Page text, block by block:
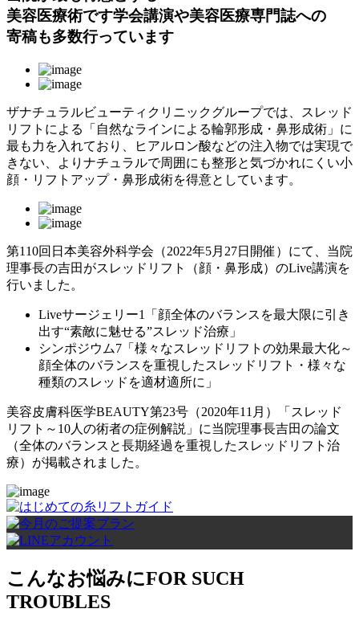
美容医療術です学会講演や美容医療専門誌への
寄稿も多数行っています
ザナチュラルビューティクリニックグループでは、スレッド
リフトによる「自然なラインによる輪郭形成・鼻形成術」に
最も力を入れており、ヒアルロン酸などの注入物では実現で
きない、よりナチュラルで周囲にも整形と気づかれにくい小
顔・リフトアップ・鼻形成術を得意としています。
第110回日本美容外科学会（2022年5月27日開催）にて、当院
理事長の吉田がスレッドリフト（顔・鼻形成）のLive講演を
行いました。
Liveサージェリー1「顔全体のバランスを最大限に引き
出す“素敵に魅せる”スレッド治療」
シンポジウム7「様々なスレッドリフトの効果最大化～
顔全体のバランスを重視したスレッドリフト・様々な
種類のスレッドを適材適所に」
美容皮膚科医学BEAUTY第23号（2020年11月）「スレッド
リフト～10人の術者の症例解説」に当院理事長吉田の論文
（全体のバランスと長期経過を重視したスレッドリフト治
療）が掲載されました。
こんなお悩みにFOR SUCH
TROUBLES